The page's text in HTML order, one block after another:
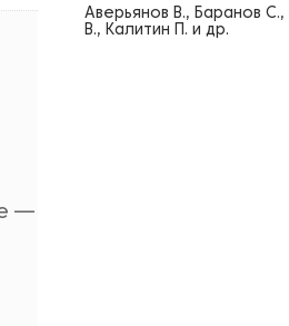
—
Аверьянов В., Баранов
В., Калитин П. и др.